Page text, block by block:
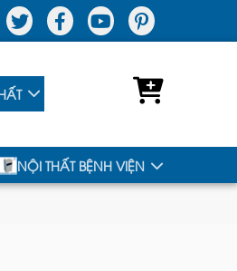
NỘI THẤT BỆNH VIỆN